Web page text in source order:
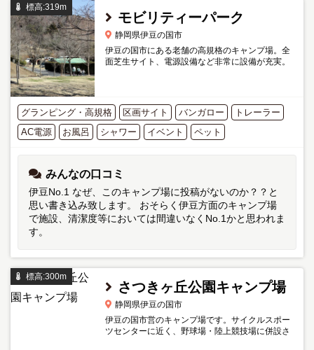
標高:319m
モビリティーパーク
静岡県伊豆の国市
伊豆の国市にある老舗の高規格のキャンプ場。全
面芝生サイト、電源設備など非常に設備が充実。
グランピング・高規格 区画サイト バンガロー
トレーラー
AC電源
お風呂 シャワー イベント ペット
みんなの口コミ
伊豆No.1 なぜ、このキャンプ場に投稿がないのか？？と
思い書き込み致します。 おそらく伊豆方面のキャンプ場
で施設、清潔度等においては間違いなくNo.1かと思われま
す。
標高:300m
さつきヶ丘公園キャンプ場
静岡県伊豆の国市
伊豆の国市営のキャンプ場です。サイクルスポー
ツセンターに近く、野球場・陸上競技場に併設さ